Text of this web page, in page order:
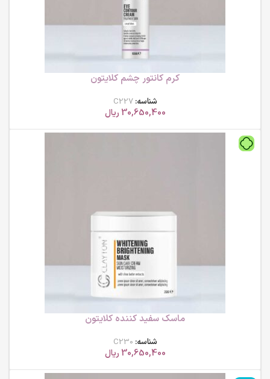
کرم کانتور چشم کلایتون
شناسه:C227
30,650,400 ریال
ماسک سفید کننده کلایتون
شناسه: C230
30,650,400 ریال